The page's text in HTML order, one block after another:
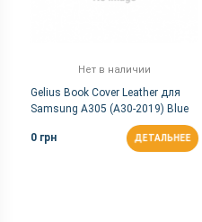
Нет в наличии
Gelius Book Cover Leather для
Samsung A305 (A30-2019) Blue
0 грн ДЕТАЛЬНЕЕ